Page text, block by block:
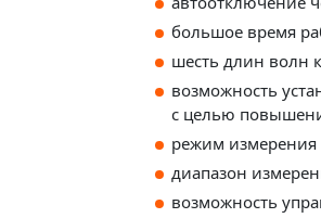
большое время
шесть длин
возможность
с целью
режим
диапазон
возможность